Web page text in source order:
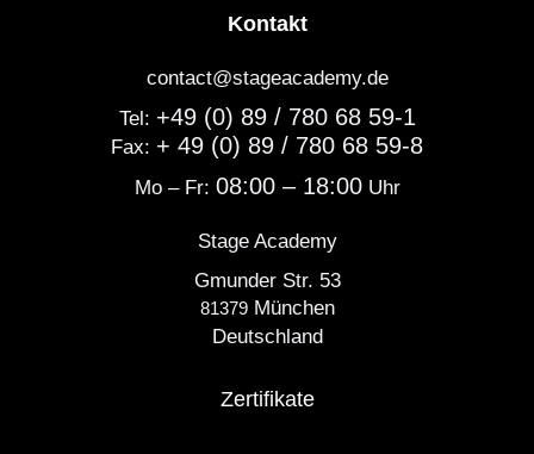
Kontakt
contact@stageacademy.de
Tel: +49 (0) 89 / 780 68 59-1
Fax: + 49 (0) 89 / 780 68 59-8
Mo – Fr: 08:00 – 18:00Uhr
Stage Academy
Gmunder Str. 53
81379München
Deutschland
Zertifikate